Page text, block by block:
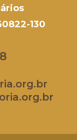
130